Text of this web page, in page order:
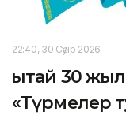
22:40, 30 Сәуір 2026
Қытай 30
«Түрмелер